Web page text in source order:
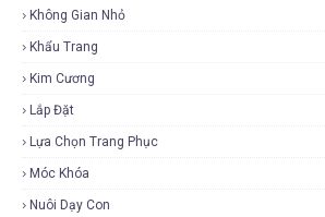
Không Gian Nhỏ
Khẩu Trang
Kim Cương
Lắp Đặt
Lựa Chọn Trang Phục
Móc Khóa
Nuôi Dạy Con